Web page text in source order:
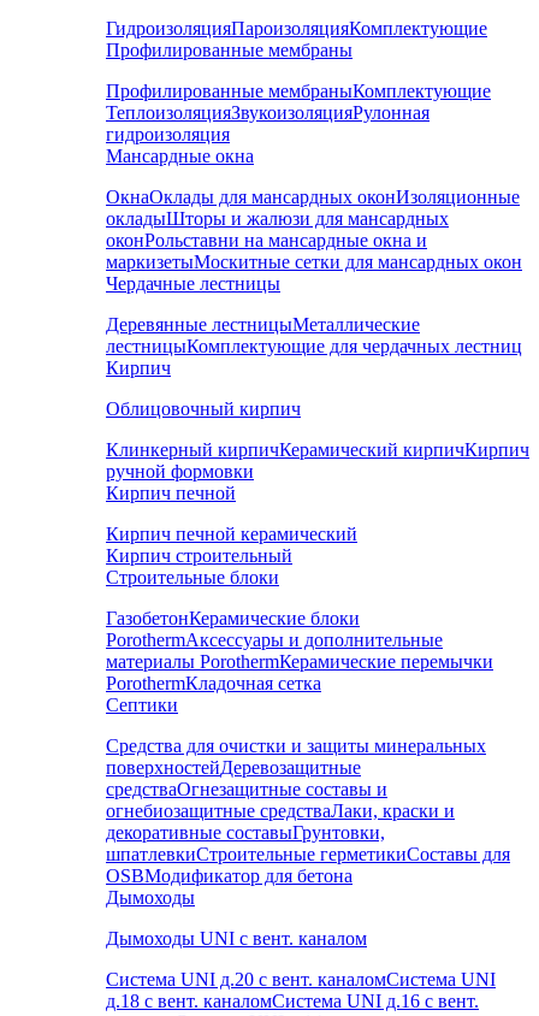
ГидроизоляцияПароизоляцияКомплектующие
Профилированные мембраны
Профилированные мембраныКомплектующие
ТеплоизоляцияЗвукоизоляцияРулонная
гидроизоляция
Мансардные окна
ОкнаОклады для мансардных оконИзоляционные
окладыШторы и жалюзи для мансардных
оконРольставни на мансардные окна и
маркизетыМоскитные сетки для мансардных окон
Чердачные лестницы
Деревянные лестницыМеталлические
лестницыКомплектующие для чердачных лестниц
Кирпич
Облицовочный кирпич
Клинкерный кирпичКерамический кирпичКирпич
ручной формовки
Кирпич печной
Кирпич печной керамический
Кирпич строительный
Строительные блоки
ГазобетонКерамические блоки
PorothermАксессуары и дополнительные
материалы PorothermКерамические перемычки
PorothermКладочная сетка
Септики
Средства для очистки и защиты минеральных
поверхностейДеревозащитные
средстваОгнезащитные составы и
огнебиозащитные средстваЛаки, краски и
декоративные составыГрунтовки,
шпатлевкиСтроительные герметикиСоставы для
OSBМодификатор для бетона
Дымоходы
Дымоходы UNI с вент. каналом
Система UNI д.20 с вент. каналомСистема UNI
д.18 с вент. каналомСистема UNI д.16 с вент.